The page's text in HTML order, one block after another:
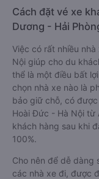
Cách đặt vé xe
Dương - Hải
Việc có rất nhiều
Nội giúp cho du
thể là một điều bất
chọn nhà xe nào là
bảo giữ chỗ, có
Hoài Đức - Hà Nội từ
khách hàng sau khi
100%.
Cho nên để dễ dàng
các nhà xe đi, được